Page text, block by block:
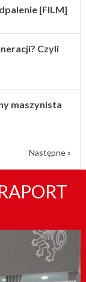
[FILM]
Czyli
maszynista
Następne »